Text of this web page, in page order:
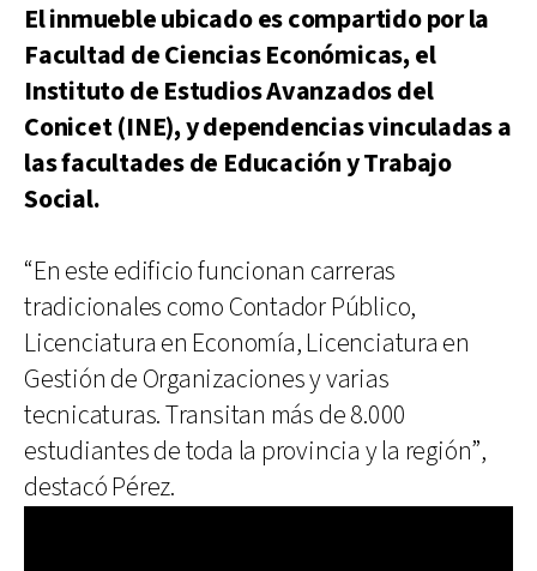
El inmueble ubicado es compartido por la
Facultad de Ciencias Económicas, el
Instituto de Estudios Avanzados del
Conicet (INE), y dependencias vinculadas a
las facultades de Educación y Trabajo
Social.
“En este edificio funcionan carreras
tradicionales como Contador Público,
Licenciatura en Economía, Licenciatura en
Gestión de Organizaciones y varias
tecnicaturas. Transitan más de 8.000
estudiantes de toda la provincia y la región”,
destacó Pérez.